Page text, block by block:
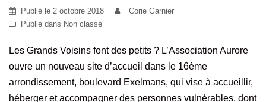
Publié le 2 octobre 2018
Corie Garnier
Publié dans Non classé
Les Grands Voisins font des petits ? L’Association Aurore
ouvre un nouveau site d’accueil dans le 16ème
arrondissement, boulevard Exelmans, qui vise à accueillir,
héberger et accompagner des personnes vulnérables, dont